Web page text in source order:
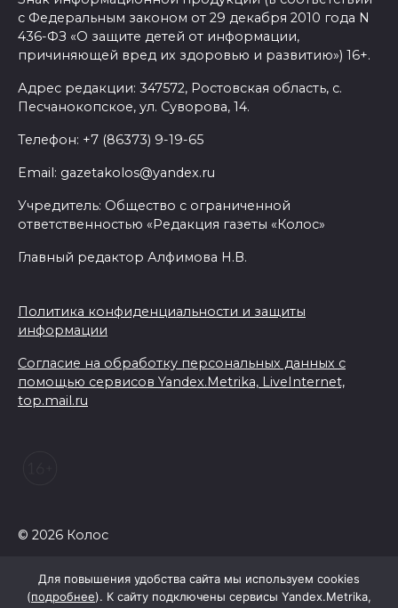
с Федеральным законом от 29 декабря 2010 года N
436-ФЗ «О защите детей от информации,
причиняющей вред их здоровью и развитию») 16+.
Адрес редакции: 347572, Ростовская область, с.
Песчанокопское, ул. Суворова, 14.
Телефон: +7 (86373) 9-19-65
Email: gazetakolos@yandex.ru
Учредитель: Общество с ограниченной
ответственностью «Редакция газеты «Колос»
Главный редактор Алфимова Н.В.
Политика конфиденциальности и защиты
информации
Согласие на обработку персональных данных с
помощью сервисов Yandex.Metrika, LiveInternet,
top.mail.ru
© 2026 Колос
Для повышения удобства сайта мы используем cookies
(подробнее). К сайту подключены сервисы Yandex.Metrika,